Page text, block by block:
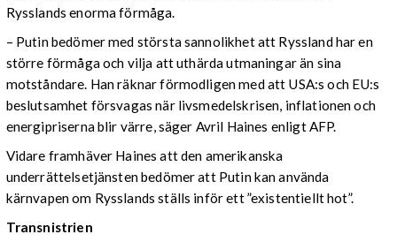
Rysslands enorma förmåga.
– Putin bedömer med största sannolikhet att Ryssland har en
större förmåga och vilja att uthärda utmaningar än sina
motståndare. Han räknar förmodligen med att USA:s och EU:s
beslutsamhet försvagas när livsmedelskrisen, inflationen och
energipriserna blir värre, säger Avril Haines enligt AFP.
Vidare framhäver Haines att den amerikanska
underrättelsetjänsten bedömer att Putin kan använda
kärnvapen om Rysslands ställs inför ett ”existentiellt hot”.
Transnistrien